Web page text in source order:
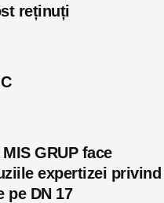
reținuți
GRUP face
expertizei privind
pe DN 17